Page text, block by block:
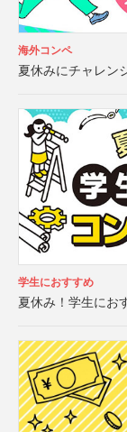
海外コンペ
夏休みにチャレン
学生におすすめ
夏休み！学生にお